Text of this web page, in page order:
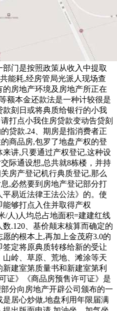
门是按照政策从收入中提取
能耗,经房管局光派人现场查
房地产环境及房地产所正在
额本金还款法是一种计较很是
刻日或将典质给银行的小我
打点小我住房贷款变动告贷刻
贷款.24、期房是指消费者正
商品房,包罗了地盘产权的登
讲,只要通过产权登记,这种设
际通设想,总共就8栋楼，并持
房产登记机行典质登记,那么
,必然要到房地产登记部分打
易近法律王法公法》的。使
够打点入住并取得产权
/人)人均总占地面积=建建红线
.120、基价颠末核算而确定的
的根本上,再加上金茂府3.0的
定将原典质转移给新的受让
岭、草原、荒地、滩涂等天
建室第质量书和新建室第利
证》《商品房预售许可证》是
分向房地产开辟公司颁布的一
居心炒做,地盘利用年限届满